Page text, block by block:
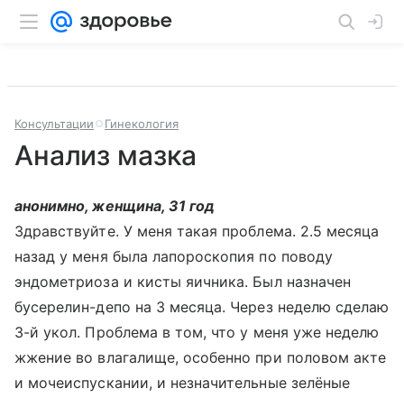
Консультации Гинекология
Анализ мазка
анонимно, женщина, 31 год
Здравствуйте. У меня такая проблема. 2.5 месяца
назад у меня была лапороскопия по поводу
эндометриоза и кисты яичника. Был назначен
бусерелин-депо на 3 месяца. Через неделю сделаю
3-й укол. Проблема в том, что у меня уже неделю
жжение во влагалище, особенно при половом акте
и мочеиспускании, и незначительные зелёные